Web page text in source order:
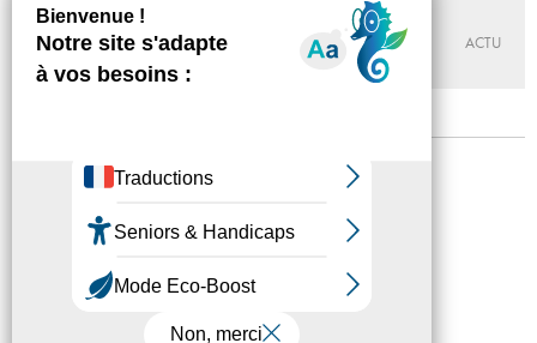
04 - 06 - 2018, 18:00
SYNESTHÉSIE ¬ MMAINTENANT
ACTU
Accessibilité